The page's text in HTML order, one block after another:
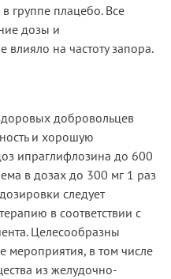
группе плацебо. Все
дозы и
влияло на частоту запора.
добровольцев
и хорошую
ипраглифлозина до 600
в дозах до 300 мг 1 раз
следует
в соответствии с
Целесообразны
в том числе
из желудочно-